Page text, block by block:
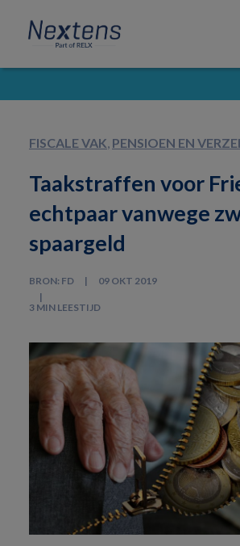
primary
navigation
content
footer
Nextens
Fiscaal
partner
van
FISCALE VAK, PENSIOEN EN
Taakstraffen voor
echtpaar vanwege
spaargeld
BRON: FD 09 OKT 2019
3 MIN LEESTIJD